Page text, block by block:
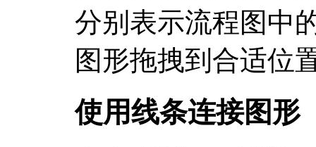
分别表示流程图中
图形拖拽到合适位
使用线条连接图形